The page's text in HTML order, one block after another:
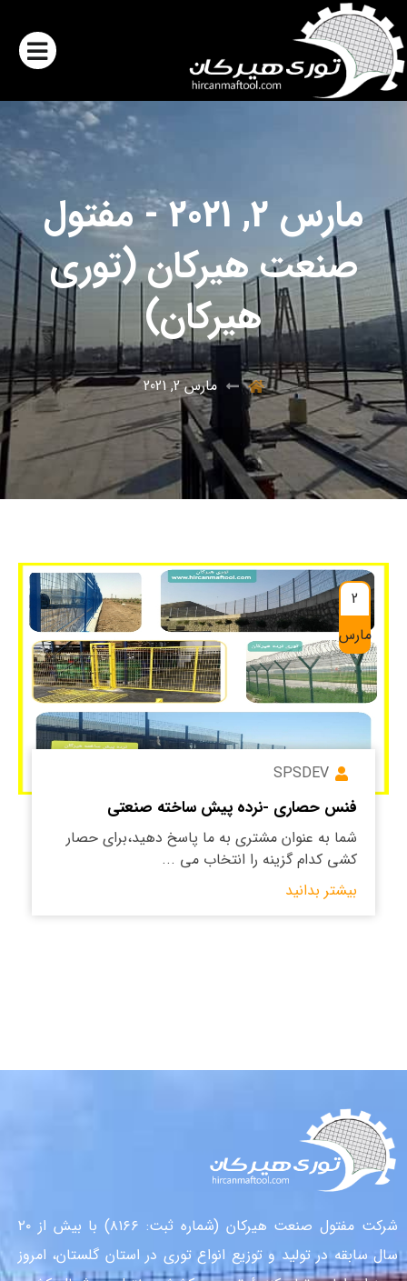
مارس 2, 2021 - مفتول
صنعت هیرکان (توری
هیرکان)
مارس 2, 2021
2
مارس
SPSDEV
فنس حصاری -نرده پیش ساخته صنعتی
شما به عنوان مشتری به ما پاسخ دهید،برای حصار
کشی کدام گزینه را انتخاب می ...
بیشتر بدانید
شرکت مفتول صنعت هیرکان (شماره ثبت: ۸۱۶۶) با بیش از ۲۰
سال سابقه در تولید و توزیع انواع توری در استان گلستان، امروز